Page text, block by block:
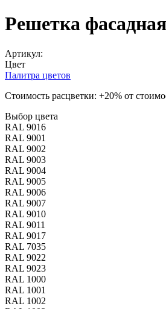
Решетка
Артикул:
Цвет
Палитра цветов
Стоимость расцветки: +20% от
Выбор цвета
RAL 9016
RAL 9001
RAL 9002
RAL 9003
RAL 9004
RAL 9005
RAL 9006
RAL 9007
RAL 9010
RAL 9011
RAL 9017
RAL 7035
RAL 9022
RAL 9023
RAL 1000
RAL 1001
RAL 1002